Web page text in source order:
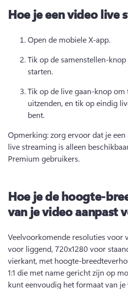
Hoe je een video live
Open de mobiele X-app.
Tik op de samenstellen-
starten.
Tik op de live gaan-knop
uitzenden, en tik op eindig
bent.
Opmerking: zorg ervoor dat je
live streaming is alleen
Premium gebruikers.
Hoe je de hoogte-
van je video aanpast
Veelvoorkomende resoluties voor
voor liggend, 720x1280 voor
vierkant, met hoogte-
1:1 die met name gericht zijn op
kunt eenvoudig het formaat van